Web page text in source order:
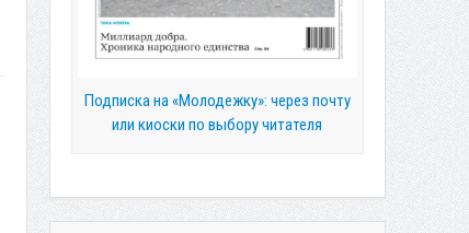
Подписка на «Молодежку»: через почту
или киоски по выбору читателя